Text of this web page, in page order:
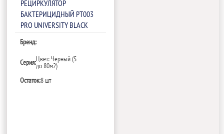
РЕЦИРКУЛЯТОР
БАКТЕРИЦИДНЫЙ РТ003
PRO UNIVERSITY BLACK
Бренд:
Серия:Цвет: Черный (S
до 80м2)
Остаток:8 шт